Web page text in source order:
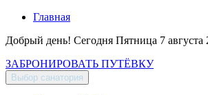
Главная
Добрый день! Сегодня Пятница 7 августа
ЗАБРОНИРОВАТЬ ПУТЁВКУ
Выбор санатория